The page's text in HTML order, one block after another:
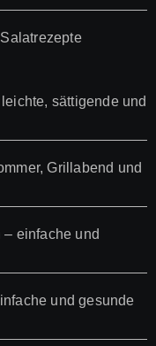
sättigende und
Grillabend und
einfache und
und gesunde